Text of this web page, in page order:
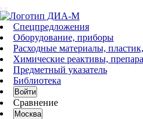
Спецпредложения
Оборудование, приборы
Расходные материалы,
Химические реактивы,
Предметный указатель
Библиотека
Войти
Сравнение
Москва